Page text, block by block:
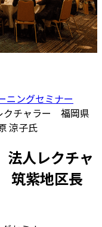
ニングセミナー
クチャラー 福岡県
涼子氏
人レクチャ
筑紫地区長